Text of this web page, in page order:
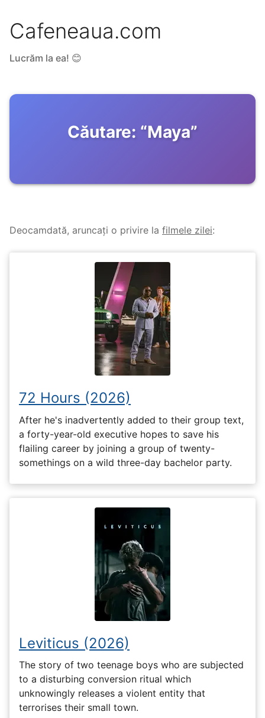
Cafeneaua.com
Lucrăm la ea! 😊
Căutare: “Maya”
Deocamdată, aruncați o privire la filmele zilei:
72 Hours (2026)
After he's inadvertently added to their group text,
a forty-year-old executive hopes to save his
flailing career by joining a group of twenty-
somethings on a wild three-day bachelor party.
Leviticus (2026)
The story of two teenage boys who are subjected
to a disturbing conversion ritual which
unknowingly releases a violent entity that
terrorises their small town.